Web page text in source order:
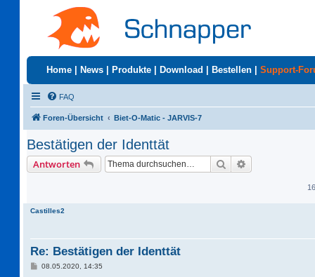
Home News Produkte Download Bestellen Support-
FAQ
Foren-Übersicht Biet-O-Matic - JARVIS-7
Bestätigen der Identtät
Antworten Suche
Castilles2
Re: Bestätigen der Identtät
B08.05.2020, 14:35